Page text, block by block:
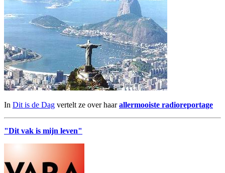
In Dit is de Dag vertelt ze over haarallermooiste radioreportage
"Dit vak is mijn leven"